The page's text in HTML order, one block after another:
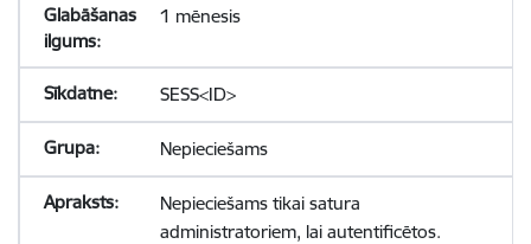
1 mēnesis
SESS<ID>
Nepieciešams
Nepieciešams tikai satura
administratoriem, lai autentificētos.